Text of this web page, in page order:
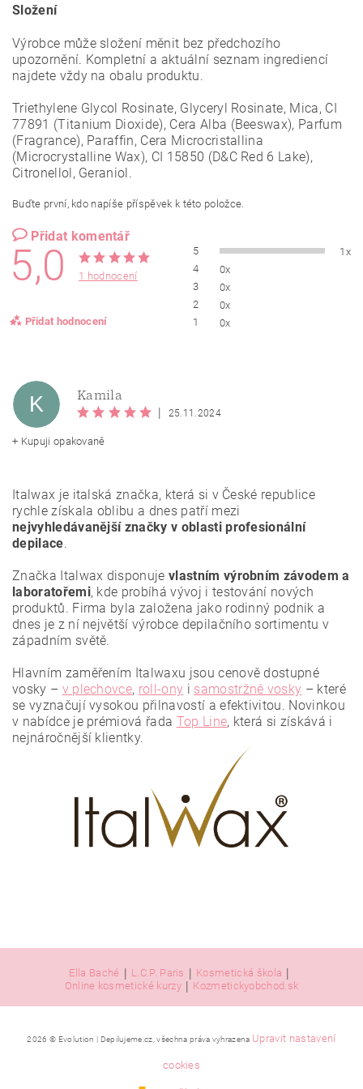
Složení
Výrobce může složení měnit bez předchozího
upozornění. Kompletní a aktuální seznam ingrediencí
najdete vždy na obalu produktu.
Triethylene Glycol Rosinate, Glyceryl Rosinate, Mica, CI
77891 (Titanium Dioxide), Cera Alba (Beeswax), Parfum
(Fragrance), Paraffin, Cera Microcristallina
(Microcrystalline Wax), CI 15850 (D&C Red 6 Lake),
Citronellol, Geraniol.
Buďte první, kdo napíše příspěvek k této položce.
Přidat komentář
5,0 1 hodnocení
Přidat hodnocení
5
1x
4
0x
3
0x
2
0x
1
0x
Vložením hodnocení souhlasíte sezásadami ochrany
osobních údajů .
K Kamila
| 25.11.2024
+ Kupuji opakovaně
Italwax je italská značka, která si v České republice
rychle získala oblibu a dnes patří mezi
nejvyhledávanější značky v oblasti profesionální
depilace.
Značka Italwax disponuje vlastním výrobním závodem a
laboratořemi, kde probíhá vývoj i testování nových
produktů. Firma byla založena jako rodinný podnik a
dnes je z ní největší výrobce depilačního sortimentu v
západním světě.
Hlavním zaměřením Italwaxu jsou cenově dostupné
vosky – v plechovce, roll-ony i samostržné vosky – které
se vyznačují vysokou přilnavostí a efektivitou. Novinkou
v nabídce je prémiová řada Top Line, která si získává i
nejnáročnější klientky.
Ella Baché | L.C.P. Paris | Kosmetická škola |
Online kosmetické kurzy | Kozmetickyobchod.sk
2026 © Evolution | Depilujeme.cz, všechna práva vyhrazena Upravit nastavení
cookies